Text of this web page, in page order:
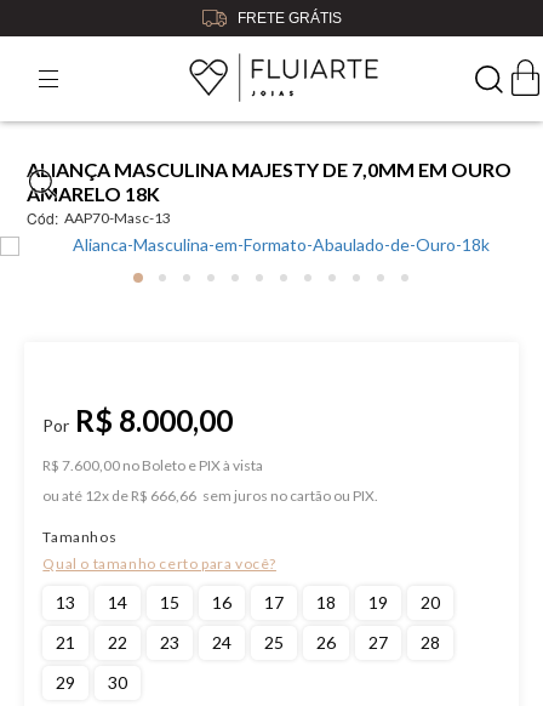
ALIANÇA MASCULINA MAJESTY DE 7,0MM EM OURO
AMARELO 18K
Cód: AAP70-Masc-13
R$ 8.000,00
R$ 7.600,00 no Boleto e PIX
ou
12x de R$ 666,66
Tamanhos
13 14 15 16 17 18 19
20
21
22 23 24 25 26 27
28
29
30